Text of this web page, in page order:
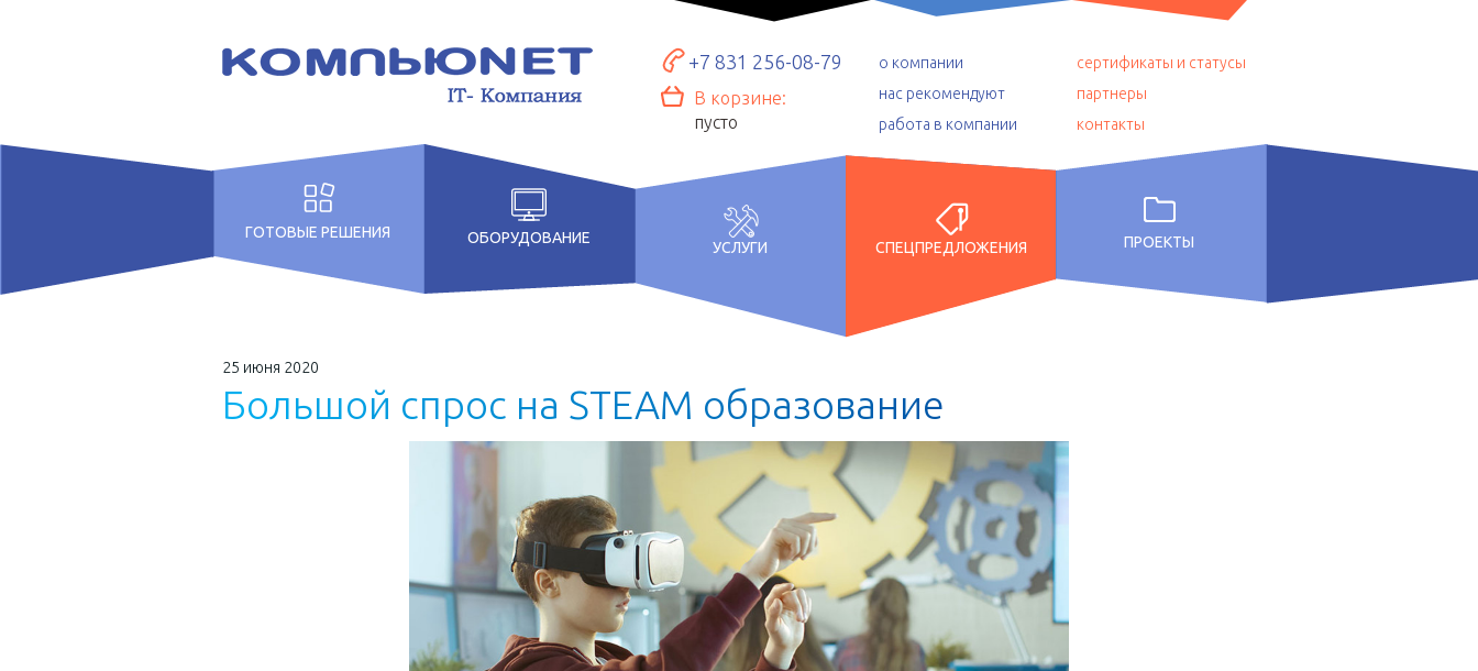
+7 831 256-08-79
В корзине:
пусто
о компании
нас рекомендуют
работа в компании
сертификаты и статусы
партнеры
контакты
ГОТОВЫЕ РЕШЕНИЯ
Для образовательных
учреждений
Для Бизнеса
ОБОРУДОВАНИЕ
УСЛУГИ СПЕЦПРЕДЛОЖЕНИЯ ПРОЕКТЫ
25 июня 2020
Большой спрос на STEAM образование